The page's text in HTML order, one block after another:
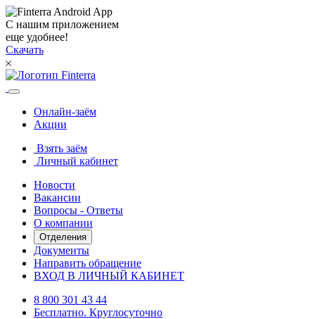
С нашим приложением
еще удобнее!
Скачать
Онлайн-заём
Акции
Взять заём
Личный кабинет
Новости
Вакансии
Вопросы - Ответы
О компании
Отделения
Документы
Направить обращение
ВХОД В ЛИЧНЫЙ КАБИНЕТ
8 800 301 43 44
Бесплатно. Круглосуточно